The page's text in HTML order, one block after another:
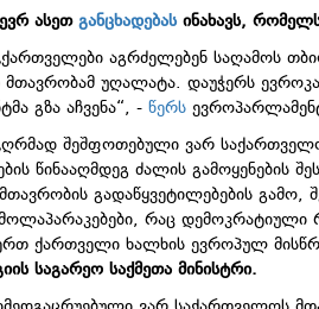
ასეთგანცხადებასინახავს,
ქართველები აგრძელებენ საღამოს
უღალატა. დაუჭერს
გზა აჩვენა“, - წერს
ღრმად შეშფოთებული ვარ
წინააღმდეგ ძალის გამოყენების
გადაწყვეტილებების გამო,
მოლაპარაკებები, რაც დემოკრატიული
ქართველი ხალხის ევროპულ
საგარეო საქმეთა მინისტრი.